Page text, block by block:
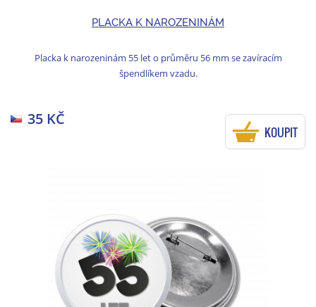
PLACKA K NAROZENINÁM
Placka k narozeninám 55 let o průměru 56 mm se zavíracím
špendlíkem vzadu.
35 KČ
KOUPIT